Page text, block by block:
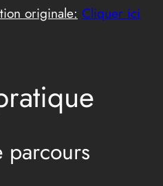
originale: Cliquer ici
parcours